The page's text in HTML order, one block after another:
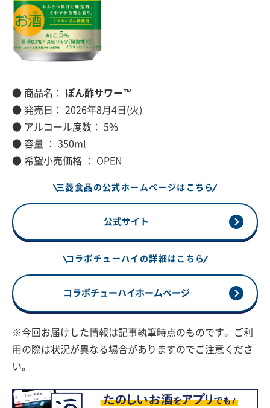
● 商品名： ぽん酢サワー™
● 発売日： 2026年8月4日(火)
● アルコール度数： 5%
● 容量 ： 350ml
● 希望小売価格 ： OPEN
三菱食品の公式ホームページはこちら
公式サイト
コラボチューハイの詳細はこちら
コラボチューハイホームページ
※今回お届けした情報は記事執筆時点のものです。ご利
用の際は状況が異なる場合がありますのでご注意くださ
い。